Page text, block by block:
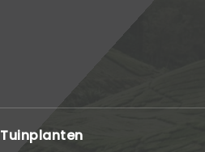
Tuinplanten